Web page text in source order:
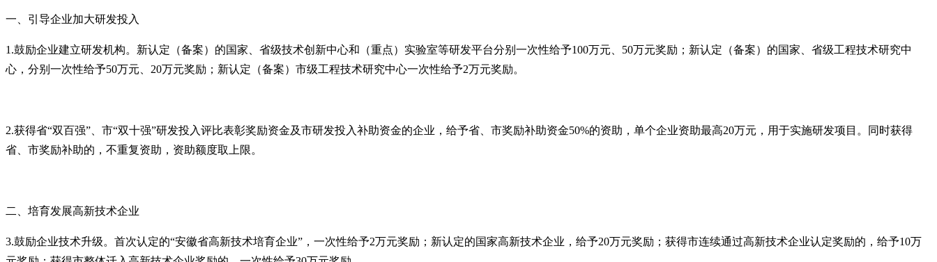
一、引导企业加大研发投入
1.鼓励企业建立研发机构。新认定 （备案） 的国家 、省级技术创新中心和 （重点） 实验室等研发平台分别一次性给予100万元、 50万元奖励；新认定 （备案） 的国家 、省级工程技术研究中
心，分别一次性给予50万元、 20万元奖励；新认定 （备案） 市级工程技术研究中心一次性给予2万元奖励。
2.获得省“双百强”、市“双十强”研发投入评比表彰奖励资金及市研发投入补助资金的企业，给予省、市奖励补助资金50%的资助，单个企业资助最高20万元，用于实施研发项目。同时获得
省、市奖励补助的，不重复资助，资助额度取上限。
二、培育发展高新技术企业
3.鼓励企业技术升级。首次认定的“安徽省高新技术培育企业”，一次性给予2万元奖励；新认定的国家高新技术企业，给予20万元奖励；获得市连续通过高新技术企业认定奖励的，给予10万